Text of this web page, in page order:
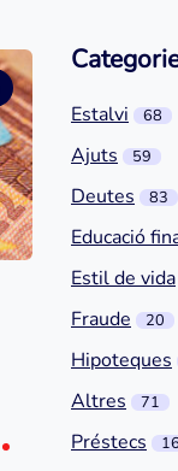
Estalvi 68
Ajuts 59
Deutes 83
Educació
Estil de vida
Fraude
20
Hipoteques
Altres
71
Préstecs